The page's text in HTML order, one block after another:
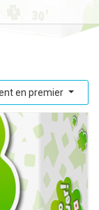
en premier